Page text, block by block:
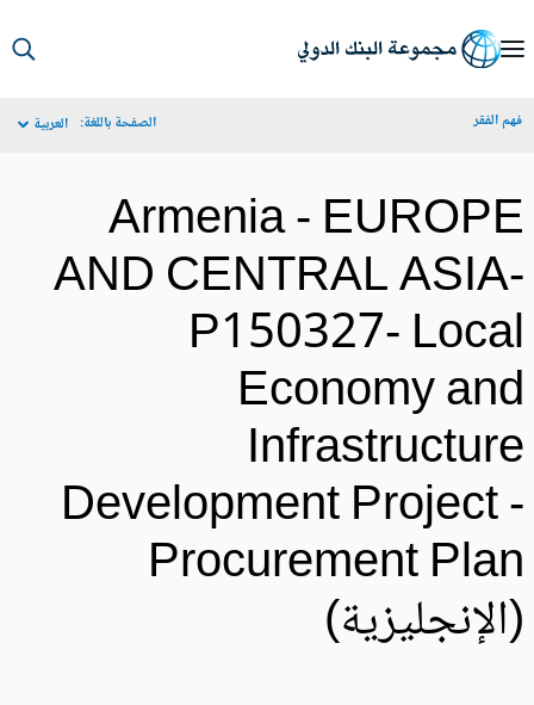
الفقر الصفحة باللغة: العربية
Armenia -
AND CENTRAL
P150327-
Economy
Development Project
Procurement